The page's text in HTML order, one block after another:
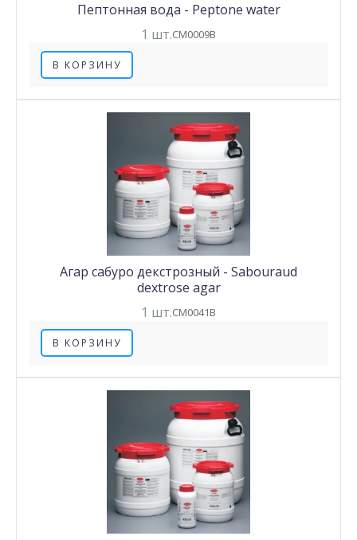
Пептонная вода - Peptone water
1 шт.CM0009B
В КОРЗИНУ
Агар сабуро декстрозный - Sabouraud
dextrose agar
1 шт.CM0041B
В КОРЗИНУ